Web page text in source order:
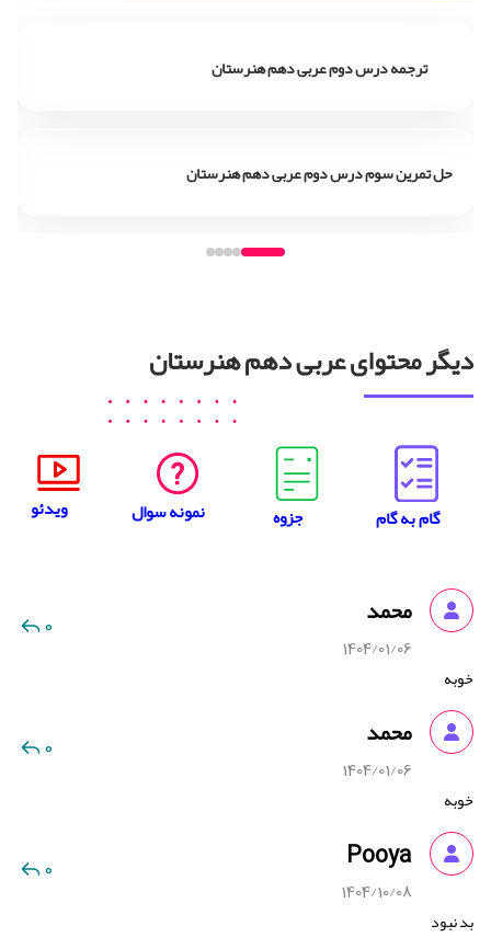
ترجمه درس دوم عربی دهم هنرستان
حل تمرین سوم درس دوم عربی دهم هنرستان
دیگر محتوای عربی دهم هنرستان
گام به گام جزوه نمونه سوال ویدئو
محمد
1404/01/06
0
خوبه
محمد
1404/01/06
0
خوبه
Pooya
1404/10/08
0
بد نبود